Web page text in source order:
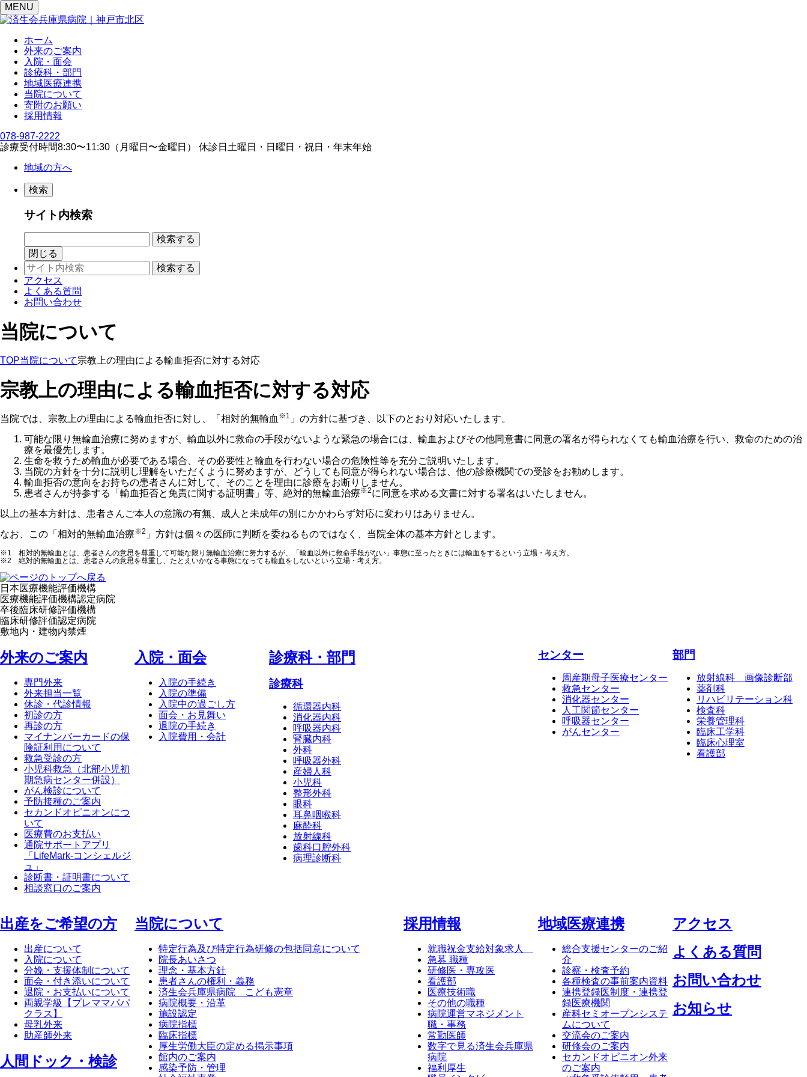
MENU
ホーム
外来のご案内
入院・面会
診療科・部門
地域医療連携
当院について
寄附のお願い
採用情報
078-987-2222
診療受付時間8:30〜11:30（⽉曜⽇〜⾦曜⽇） 休診日 ⼟曜⽇・⽇曜⽇・祝⽇・年末年始
地域の方へ
検索
サイト内検索
閉じる
アクセス
よくある質問
お問い合わせ
当院について
TOP当院について宗教上の理由による輸血拒否に対する対応
宗教上の理由による輸血拒否に対する対応
当院では、宗教上の理由による輸血拒否に対し、「相対的無輸血 ※1 」の方針に基づき、以下のとおり対応いたします。
可能な限り無輸血治療に努めますが、輸血以外に救命の手段がないような緊急の場合には、輸血およびその他同意書に同意の署名が得られなくても輸血治療を行い、救命のための治
療を最優先します。
生命を救うため輸血が必要である場合、その必要性と輸血を行わない場合の危険性等を充分ご説明いたします。
当院の⽅針を⼗分に説明し理解をいただくように努めますが、どうしても同意が得られない場合は、他の診療機関での受診をお勧めします。
輸血拒否の意向をお持ちの患者さんに対して、そのことを理由に診療をお断りしません。
患者さんが持参する「輸血拒否と免責に関する証明書」等、絶対的無輸血治療※2に同意を求める⽂書に対する署名はいたしません。
以上の基本方針は、患者さんご本人の意識の有無、成人と未成年の別にかかわらず対応に変わりはありません。
なお、この「相対的無輸血治療※2 」方針は個々の医師に判断を委ねるものではなく、当院全体の基本方針とします。
※1 相対的無輸血とは、患者さんの意思を尊重して可能な限り無輸血治療に努力するが、「輸血以外に救命手段がない」事態に至ったときには輸血をするという立場・考え方。
※2 絶対的無輸血とは、患者さんの意思を尊重し、たとえいかなる事態になっても輸血をしないという立場・考え方。
日本医療機能評価機構
医療機能評価機構認定病院
卒後臨床研修評価機構
臨床研修評価認定病院
敷地内・建物内禁煙
外来のご案内
専門外来
外来担当一覧
休診・代診情報
初診の方
再診の方
マイナンバーカードの保
険証利用について
救急受診の方
小児科救急（北部小児初
期急病センター併設）
がん検診について
予防接種のご案内
セカンドオピニオンにつ
いて
医療費のお支払い
通院サポートアプリ
「LifeMark-コンシェルジ
ュ」
診断書・証明書について
相談窓口のご案内
⼊院・⾯会
入院の手続き
入院の準備
入院中の過ごし方
面会・お見舞い
退院の手続き
入院費用・会計
診療科・部⾨
診療科
循環器内科
消化器内科
呼吸器内科
腎臓内科
外科
呼吸器外科
産婦人科
小児科
整形外科
眼科
耳鼻咽喉科
麻酔科
放射線科
歯科口腔外科
病理診断科
センター
周産期母子医療センター
救急センター
消化器センター
人工関節センター
呼吸器センター
がんセンター
部門
放射線科 画像診断部
薬剤科
リハビリテーション科
検査科
栄養管理科
臨床工学科
臨床心理室
看護部
出産をご希望の方
出産について
入院について
分娩・支援体制について
面会・付き添いについて
退院・お支払いについて
両親学級【プレママパパ
クラス】
母乳外来
助産師外来
⼈間ドック・検診
当院について
特定行為及び特定行為研修の包括同意について
院長あいさつ
理念・基本方針
患者さんの権利・義務
済生会兵庫県病院 こども憲章
病院概要・沿革
施設認定
病院指標
臨床指標
厚生労働大臣の定める掲示事項
館内のご案内
感染予防・管理
採⽤情報
就職祝金支給対象求人
急募 職種
研修医・専攻医
看護部
医療技術職
その他の職種
病院運営マネジメント
職・事務
常勤医師
数字で見る済生会兵庫県
病院
福利厚生
地域医療連携
総合支援センターのご紹
介
診察・検査予約
各種検査の事前案内資料
連携登録医制度・連携登
録医療機関
産科セミオープンシステ
ムについて
交流会のご案内
研修会のご案内
セカンドオピニオン外来
のご案内
アクセス
よくある質問
お問い合わせ
お知らせ